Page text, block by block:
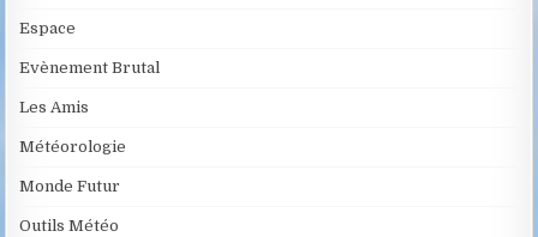
Espace
Evènement Brutal
Les Amis
Météorologie
Monde Futur
Outils Météo